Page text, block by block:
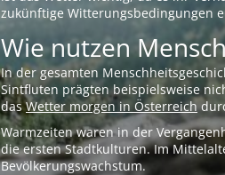
zukünftige Witterungsbedingungen
Wie nutzen
In der gesamten
Sintfluten prägten beispielsweise
dasWetter morgen in Österreich
Warmzeiten waren in der
die ersten Stadtkulturen. Im
Bevölkerungswachstum.